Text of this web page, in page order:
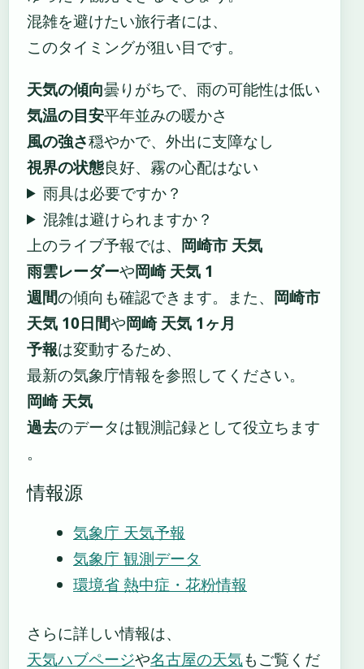
混雑を避けたい旅行者には、
このタイミングが狙い目です。
天気の傾向曇りがちで、雨の可能性は低い
気温の目安平年並みの暖かさ
風の強さ穏やかで、外出に支障なし
視界の状態良好、霧の心配はない
雨具は必要ですか？
混雑は避けられますか？
上のライブ予報では、 岡崎市 天気
雨雲レーダーや岡崎 天気 1
週間の傾向も確認できます。また、 岡崎市
天気 10日間や岡崎 天気 1ヶ月
予報は変動するため、
最新の気象庁情報を参照してください。
岡崎 天気
過去のデータは観測記録として役立ちます
。
情報源
気象庁 天気予報
気象庁 観測データ
環境省 熱中症・花粉情報
さらに詳しい情報は、
天気ハブページや名古屋の天気もご覧くだ